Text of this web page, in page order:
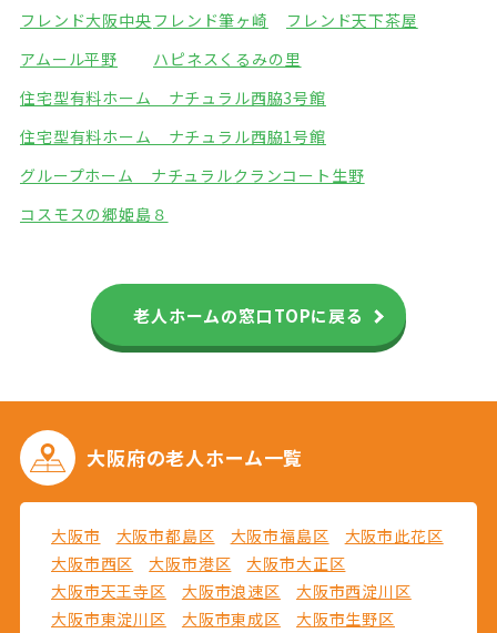
フレンド大阪中央 フレンド筆ヶ崎
フレンド天下茶屋
アムール平野
ハピネスくるみの里
住宅型有料ホーム ナチュラル西脇3号館
住宅型有料ホーム ナチュラル西脇1号館
グループホーム ナチュラルクランコート生野
コスモスの郷姫島８
老人ホームの窓口TOPに戻る
大阪府の老人ホーム一覧
大阪市 大阪市都島区 大阪市福島区
大阪市此花区
大阪市西区
大阪市港区
大阪市大正区
大阪市天王寺区
大阪市浪速区
大阪市西淀川区
大阪市東淀川区
大阪市東成区
大阪市生野区